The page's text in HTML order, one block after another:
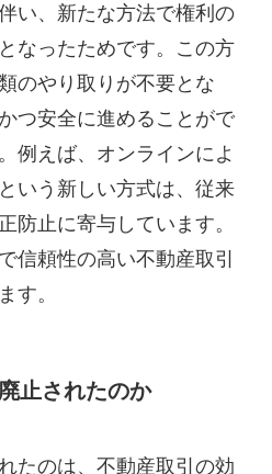
い、新たな方法で権利の
なったためです。この方
のやり取りが不要とな
つ安全に進めることがで
例えば、オンラインによ
いう新しい方式は、従来
防止に寄与しています。
信頼性の高い不動産取引
す。
止されたのか
たのは、不動産取引の効